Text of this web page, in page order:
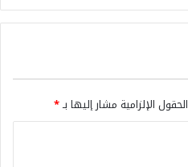
الحقول الإلزامية مشار إليها بـ*